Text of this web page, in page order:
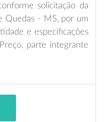
solicitação da
Quedas - MS, por um
e especificações
parte integrante